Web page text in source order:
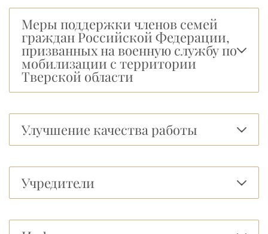
Меры поддержки членов семей
граждан Российской Федерации,
призванных на военную службу по
мобилизации с территории
Тверской области
Улучшение качества работы
Учредители